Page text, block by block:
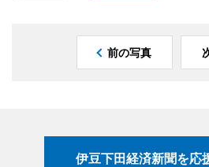
前の写真
伊豆下田経済新聞を応